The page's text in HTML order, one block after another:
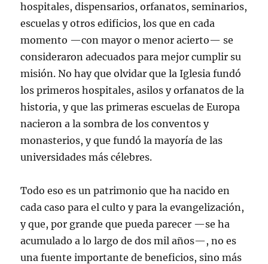
hospitales, dispensarios, orfanatos, seminarios,
escuelas y otros edificios, los que en cada
momento —con mayor o menor acierto— se
consideraron adecuados para mejor cumplir su
misión. No hay que olvidar que la Iglesia fundó
los primeros hospitales, asilos y orfanatos de la
historia, y que las primeras escuelas de Europa
nacieron a la sombra de los conventos y
monasterios, y que fundó la mayoría de las
universidades más célebres.
Todo eso es un patrimonio que ha nacido en
cada caso para el culto y para la evangelización,
y que, por grande que pueda parecer —se ha
acumulado a lo largo de dos mil años—, no es
una fuente importante de beneficios, sino más